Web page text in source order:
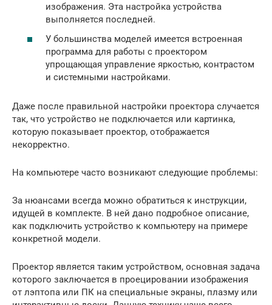
изображения. Эта настройка устройства
выполняется последней.
У большинства моделей имеется встроенная
программа для работы с проектором
упрощающая управление яркостью, контрастом
и системными настройками.
Даже после правильной настройки проектора случается
так, что устройство не подключается или картинка,
которую показывает проектор, отображается
некорректно.
На компьютере часто возникают следующие проблемы:
За нюансами всегда можно обратиться к инструкции,
идущей в комплекте. В ней дано подробное описание,
как подключить устройство к компьютеру на примере
конкретной модели.
Проектор является таким устройством, основная задача
которого заключается в проецировании изображения
от лэптопа или ПК на специальные экраны, плазму или